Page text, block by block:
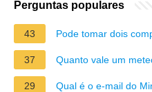
Perguntas populares
43 Pode tomar dois
37 Quanto vale um
29 Qual é o e-mail do